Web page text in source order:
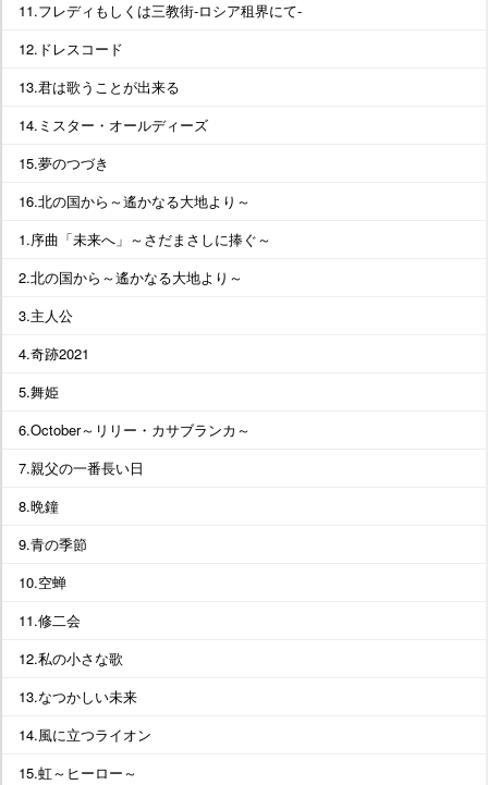
11.フレディもしくは三教街-ロシア租界にて-
12.ドレスコード
13.君は歌うことが出来る
14.ミスター・オールディーズ
15.夢のつづき
16.北の国から～遙かなる大地より～
1.序曲「未来へ」～さだまさしに捧ぐ～
2.北の国から～遙かなる大地より～
3.主人公
4.奇跡2021
5.舞姫
6.October～リリー・カサブランカ～
7.親父の一番長い日
8.晩鐘
9.青の季節
10.空蝉
11.修二会
12.私の小さな歌
13.なつかしい未来
14.風に立つライオン
15.虹～ヒーロー～